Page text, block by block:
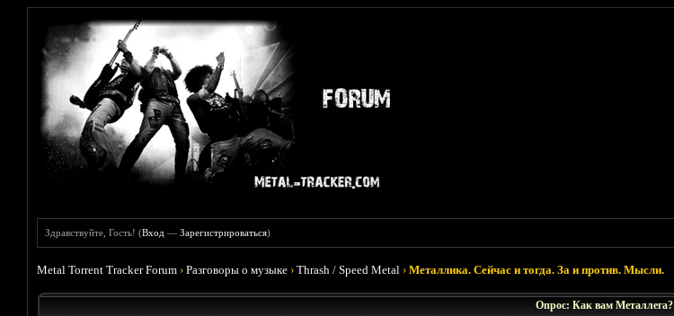
Здравствуйте, Гость! (Вход —Зарегистрироваться)
Metal Torrent Tracker Forum ›Разговоры о музыке ›Thrash / Speed Metal ›Металлика. Сейчас и тогда. За и против. Мысли.
Опрос: Как вам Металлега?